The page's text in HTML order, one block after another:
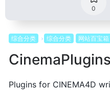
0
综合分类 综合分类 网站百宝箱
CinemaPlugins
Plugins for CINEMA4D